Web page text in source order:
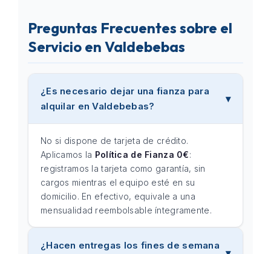
Preguntas Frecuentes sobre el
Servicio en Valdebebas
¿Es necesario dejar una fianza para
alquilar en Valdebebas?
No si dispone de tarjeta de crédito.
Aplicamos la Política de Fianza 0€:
registramos la tarjeta como garantía, sin
cargos mientras el equipo esté en su
domicilio. En efectivo, equivale a una
mensualidad reembolsable íntegramente.
¿Hacen entregas los fines de semana